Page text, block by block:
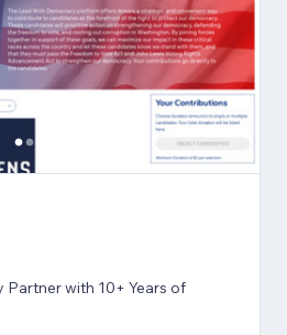
Partner with 10+ Years of